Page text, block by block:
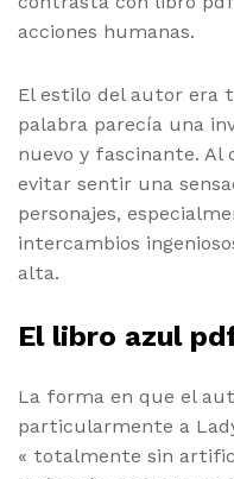
acciones humanas.
El estilo del autor era
palabra parecía una
nuevo y fascinante. Al
evitar sentir una
personajes,
intercambios
alta.
El libro azul
La forma en que el
particularmente a
« totalmente sin